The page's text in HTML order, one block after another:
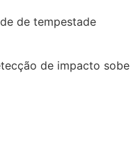
de tempestade
de impacto sobe